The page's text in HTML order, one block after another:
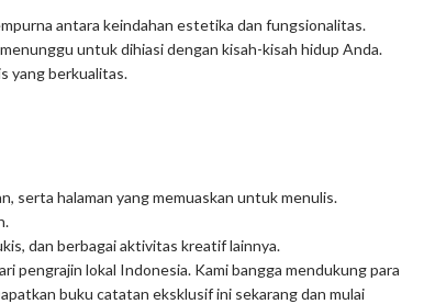
antara keindahan estetika dan fungsionalitas.
untuk dihiasi dengan kisah-kisah hidup Anda.
yang berkualitas.
serta halaman yang memuaskan untuk menulis.
dan berbagai aktivitas kreatif lainnya.
pengrajin lokal Indonesia. Kami bangga mendukung para
buku catatan eksklusif ini sekarang dan mulai